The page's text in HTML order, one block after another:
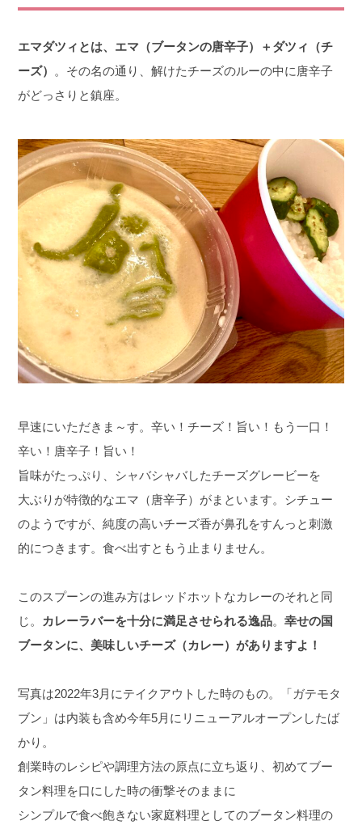
エマダツィとは、 エマ（ブータンの唐辛子）＋ダツィ（チ
ーズ） 。その名の通り、解けたチーズのルーの中に唐辛子
がどっさりと鎮座。
早速にいただきま～す。辛い！チーズ！旨い！もう一口！
辛い！唐辛子！旨い！
旨味がたっぷり、シャバシャバしたチーズグレービーを
大ぶりが特徴的なエマ（唐辛子）がまといます。シチュー
のようですが、純度の高いチーズ香が鼻孔をすんっと刺激
的につきます。食べ出すともう止まりません。
このスプーンの進み方はレッドホットなカレーのそれと同
じ。 カレーラバーを十分に満足させられる逸品。幸せの国
ブータンに、美味しいチーズ（カレー）がありますよ！
写真は2022年3月にテイクアウトした時のもの。「ガテモタ
ブン」は内装も含め今年5月にリニューアルオープンしたば
かり。
創業時のレシピや調理方法の原点に立ち返り、初めてブー
タン料理を口にした時の衝撃そのままに
シンプルで食べ飽きない家庭料理としてのブータン料理の